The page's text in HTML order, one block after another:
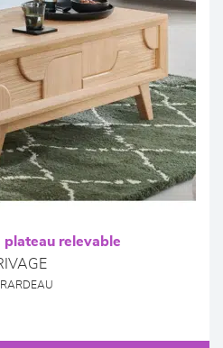
plateau relevable